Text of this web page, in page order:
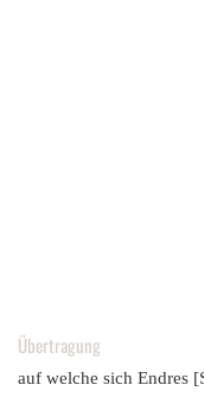
Übertragung
auf welche sich Endres